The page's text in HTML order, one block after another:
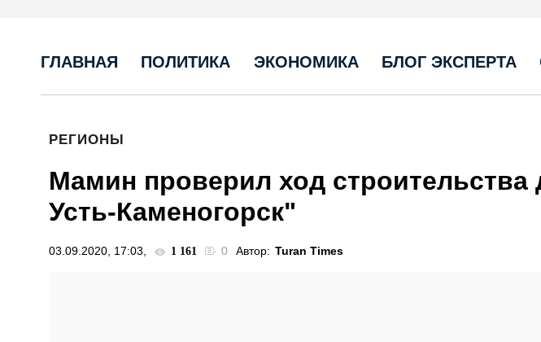
ГЛАВНАЯ ПОЛИТИКА ЭКОНОМИКА БЛОГ ЭКСПЕРТА
РЕГИОНЫ
Мамин проверил ход строительства
Усть-Каменогорск"
03.09.2020, 17:03, 1 161 0 Автор: Turan Times